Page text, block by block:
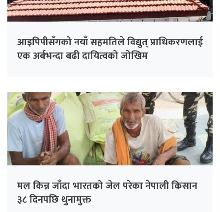
आइपिपीसँगको नयाँ सहमतिले विद्युत् प्राधिकरणलाई
एक अर्बभन्दा बढी दायित्वको जोखिम
मल किन्न जाँदा भारतको जेल परेका नेपाली किसान
३८ दिनपछि थुनामुक्त